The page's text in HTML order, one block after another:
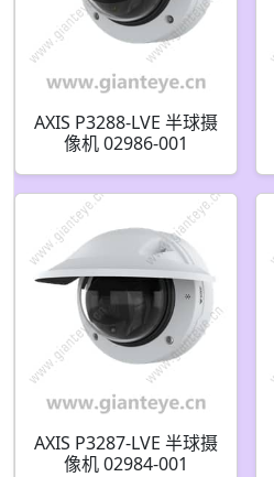
AXIS P3288-LVE 半球摄
像机 02986-001
AXIS P3287-LVE 半球摄
像机 02984-001